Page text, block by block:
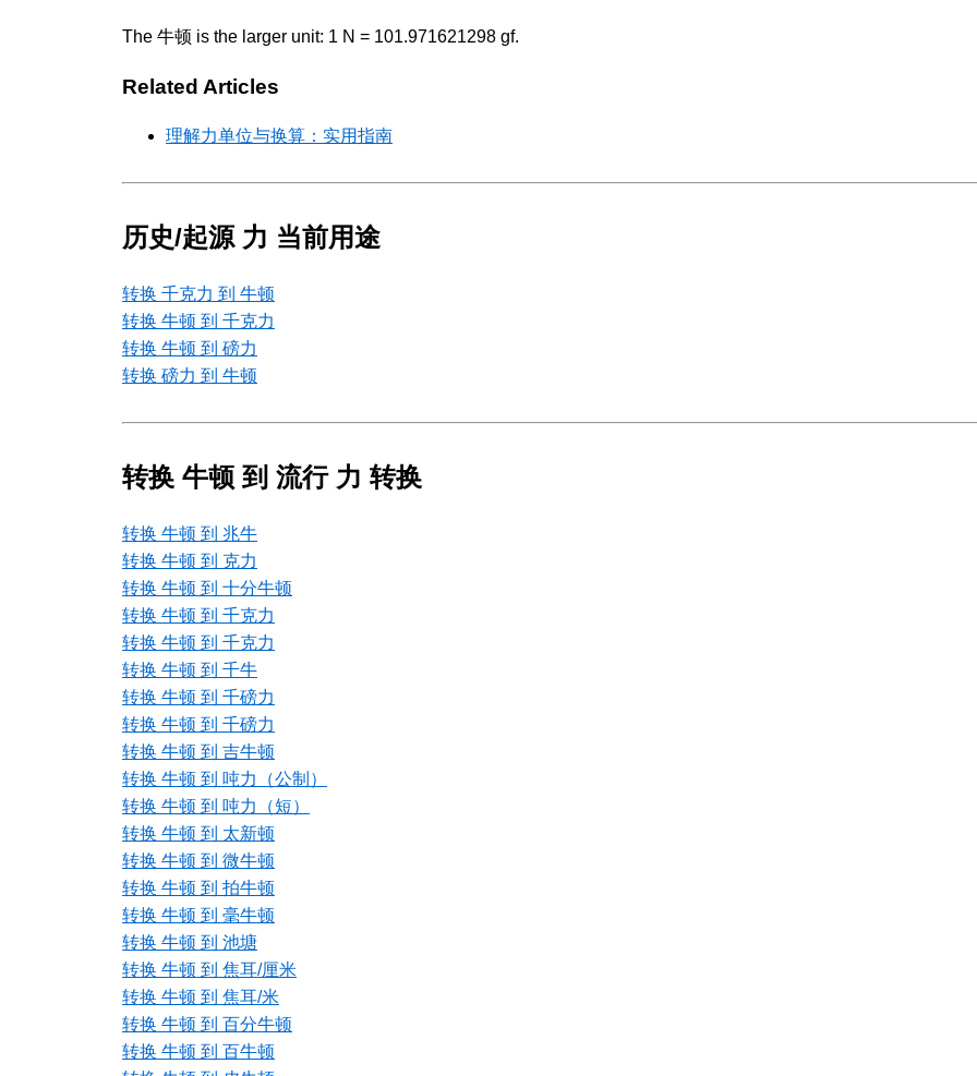
The 牛顿 is the larger unit: 1 N = 101.971621298 gf.
Related Articles
理解力单位与换算：实用指南
历史/起源 力 当前用途
转换 千克力 到 牛顿
转换 牛顿 到 千克力
转换 牛顿 到 磅力
转换 磅力 到 牛顿
转换 牛顿 到 流行 力 转换
转换 牛顿 到 兆牛
转换 牛顿 到 克力
转换 牛顿 到 十分牛顿
转换 牛顿 到 千克力
转换 牛顿 到 千克力
转换 牛顿 到 千牛
转换 牛顿 到 千磅力
转换 牛顿 到 千磅力
转换 牛顿 到 吉牛顿
转换 牛顿 到 吨力（公制）
转换 牛顿 到 吨力（短）
转换 牛顿 到 太新顿
转换 牛顿 到 微牛顿
转换 牛顿 到 拍牛顿
转换 牛顿 到 毫牛顿
转换 牛顿 到 池塘
转换 牛顿 到 焦耳/厘米
转换 牛顿 到 焦耳/米
转换 牛顿 到 百分牛顿
转换 牛顿 到 百牛顿